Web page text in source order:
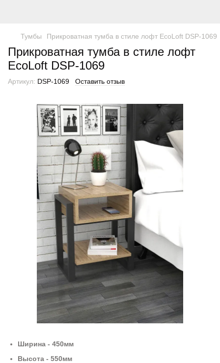
Тумбы Прикроватная тумба в стиле лофт EcoLoft DSP-1069
Прикроватная тумба в стиле лофт
EcoLoft DSP-1069
Артикул: DSP-1069 Оставить отзыв
Ширина - 450мм
Высота - 550мм